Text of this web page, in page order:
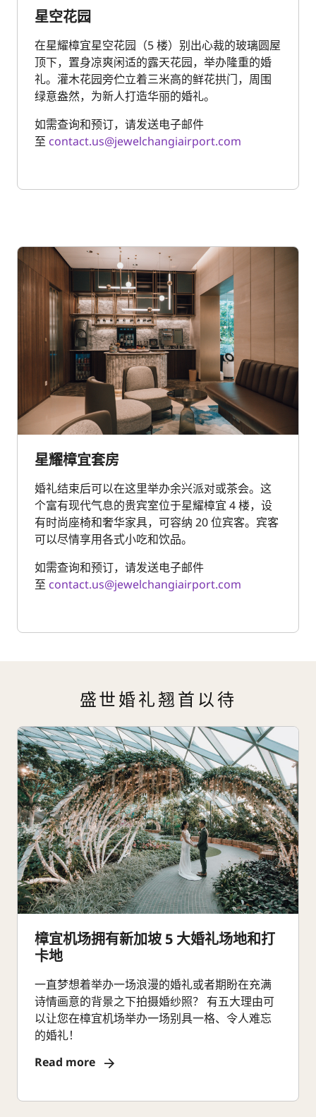
星空花园
在星耀樟宜星空花园（5 楼）别出心裁的玻璃圆屋
顶下，置身凉爽闲适的露天花园，举办隆重的婚
礼。灌木花园旁伫立着三米高的鲜花拱门，周围
绿意盎然，为新人打造华丽的婚礼。
如需查询和预订，请发送电子邮件
至 contact.us@jewelchangiairport.com
星耀樟宜套房
婚礼结束后可以在这里举办余兴派对或茶会。这
个富有现代气息的贵宾室位于星耀樟宜 4 楼，设
有时尚座椅和奢华家具，可容纳 20 位宾客。宾客
可以尽情享用各式小吃和饮品。
如需查询和预订，请发送电子邮件
至 contact.us@jewelchangiairport.com
盛世婚礼翘首以待
樟宜机场拥有新加坡 5 大婚礼场地和打
卡地
一直梦想着举办一场浪漫的婚礼或者期盼在充满
诗情画意的背景之下拍摄婚纱照？ 有五大理由可
以让您在樟宜机场举办一场别具一格、令人难忘
的婚礼！
Read more